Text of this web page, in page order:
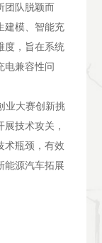
团队脱颖而
建模、智能充
度，旨在系统
电兼容性问
业大赛创新挑
技术攻关，
术瓶颈，有效
能源汽车拓展